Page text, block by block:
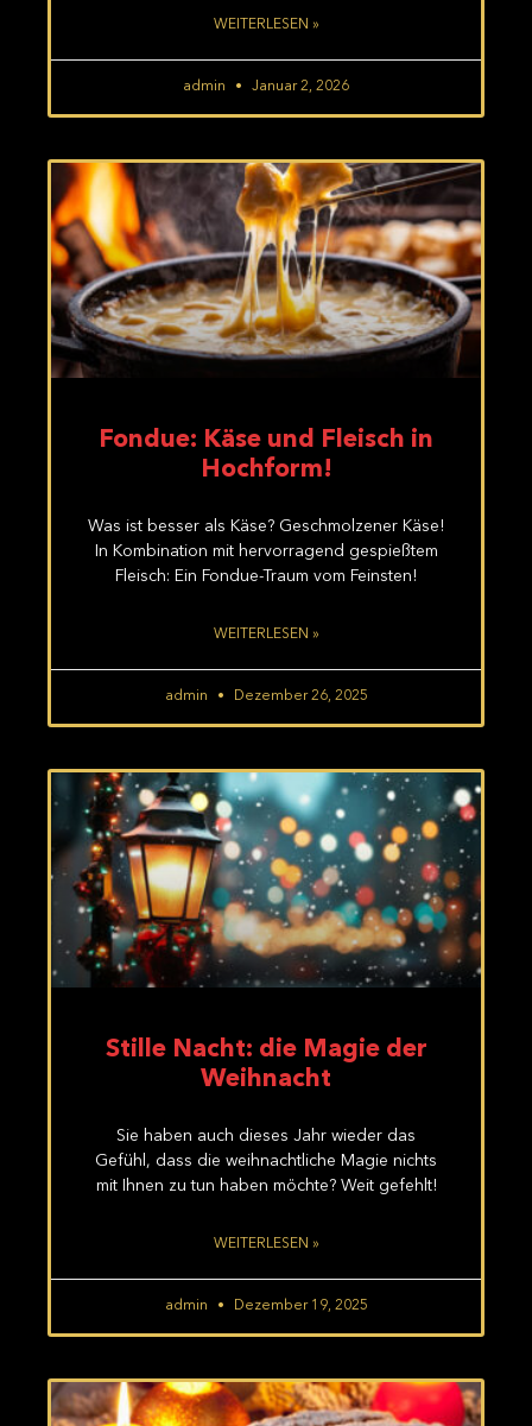
WEITERLESEN »
admin Januar 2, 2026
Fondue: Käse und Fleisch in
Hochform!
Was ist besser als Käse? Geschmolzener Käse!
In Kombination mit hervorragend gespießtem
Fleisch: Ein Fondue-Traum vom Feinsten!
WEITERLESEN »
admin Dezember 26, 2025
Stille Nacht: die Magie der
Weihnacht
Sie haben auch dieses Jahr wieder das
Gefühl, dass die weihnachtliche Magie nichts
mit Ihnen zu tun haben möchte? Weit gefehlt!
WEITERLESEN »
admin Dezember 19, 2025